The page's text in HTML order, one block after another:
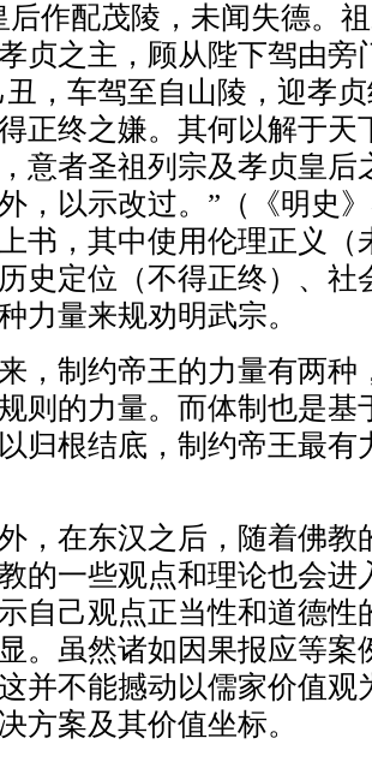
后作配茂陵，未闻失德。
贞之主，顾从陛下驾由旁
丑，车驾至自山陵，迎孝
正终之嫌。其何以解于天
意者圣祖列宗及孝贞皇
，以示改过。”（《明史
书，其中使用伦理正义（
史定位（不得正终）、社
力量来规劝明武宗。
制约帝王的力量有两种
则的力量。而体制也是基
归根结底，制约帝王最有
在东汉之后，随着佛教
的一些观点和理论也会进
自己观点正当性和道德
。虽然诸如因果报应等
并不能撼动以儒家价值观
方案及其价值坐标。